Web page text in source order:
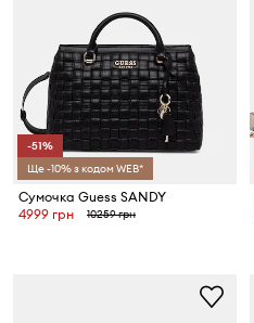
-51%
Ще -10% з кодом WEB*
Сумочка Guess SANDY
4999 грн
10259 грн